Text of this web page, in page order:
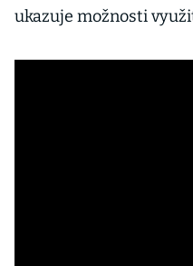
ukazuje možnosti